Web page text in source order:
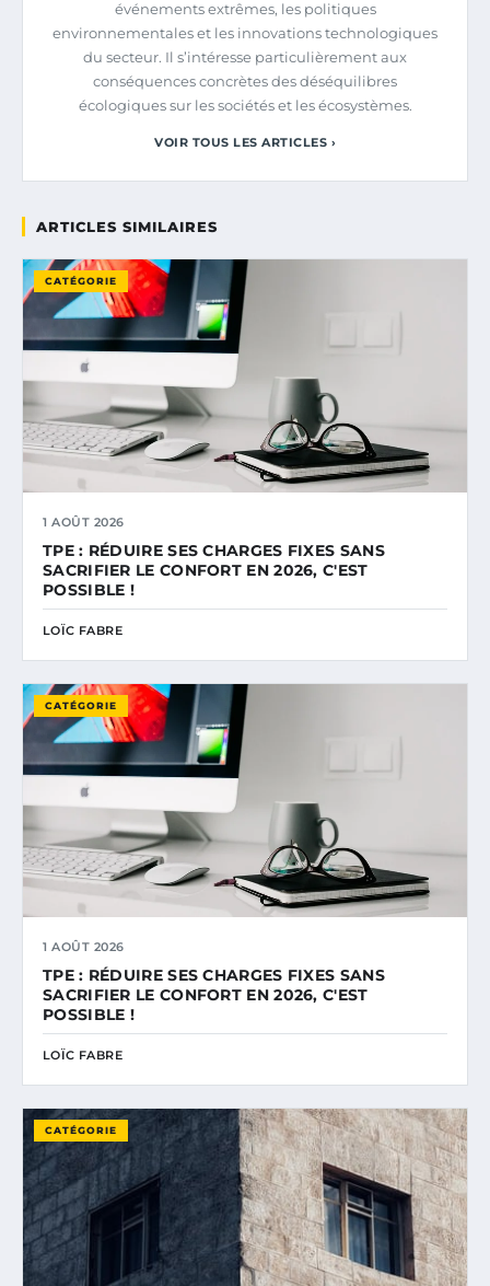
événements extrêmes, les politiques
environnementales et les innovations technologiques
du secteur. Il s’intéresse particulièrement aux
conséquences concrètes des déséquilibres
écologiques sur les sociétés et les écosystèmes.
VOIR TOUS LES ARTICLES ›
ARTICLES SIMILAIRES
CATÉGORIE
1 AOÛT 2026
TPE : RÉDUIRE SES CHARGES FIXES SANS
SACRIFIER LE CONFORT EN 2026, C'EST
POSSIBLE !
LOÏC FABRE
CATÉGORIE
1 AOÛT 2026
TPE : RÉDUIRE SES CHARGES FIXES SANS
SACRIFIER LE CONFORT EN 2026, C'EST
POSSIBLE !
LOÏC FABRE
CATÉGORIE